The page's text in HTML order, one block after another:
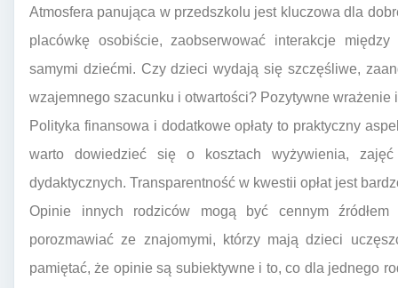
Atmosfera panująca w przedszkolu jest kluczowa dla
placówkę osobiście, zaobserwować interakcje
samymi dziećmi. Czy dzieci wydają się szczęśliwe,
wzajemnego szacunku i otwartości? Pozytywne wrażenie
Polityka finansowa i dodatkowe opłaty to praktyczny
warto dowiedzieć się o kosztach wyżywienia, zajęć
dydaktycznych. Transparentność w kwestii opłat jest
Opinie innych rodziców mogą być cennym
porozmawiać ze znajomymi, którzy mają dzieci
pamiętać, że opinie są subiektywne i to, co dla jednego